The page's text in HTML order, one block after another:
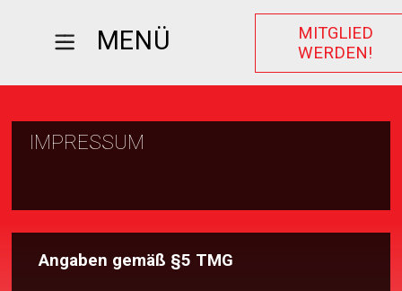
MENÜ
MITGLIED
WERDEN!
IMPRESSUM
Angaben gemäß §5 TMG